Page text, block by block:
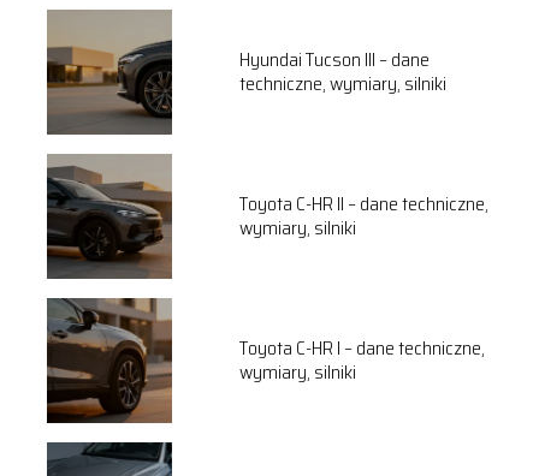
Hyundai Tucson III – dane
techniczne, wymiary, silniki
Toyota C-HR II – dane techniczne,
wymiary, silniki
Toyota C-HR I – dane techniczne,
wymiary, silniki